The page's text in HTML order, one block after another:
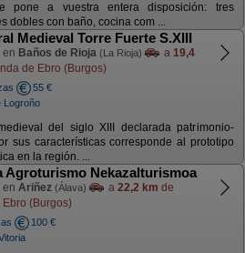
pone a vuestra entera disposición: tres
dobles con baño, cocina com ...
Medieval Torre Fuerte S.XIII
en Baños de Rioja (La Rioja) a 19,4
de Ebro (Burgos)
55 €
Logroño
del siglo XIII declarada patrimonio-
sus características corresponde al prototipo
en la región. ...
Agroturismo Nekazalturismoa
en Ariñez (Álava) a 22,2 km de
(Burgos)
100 €